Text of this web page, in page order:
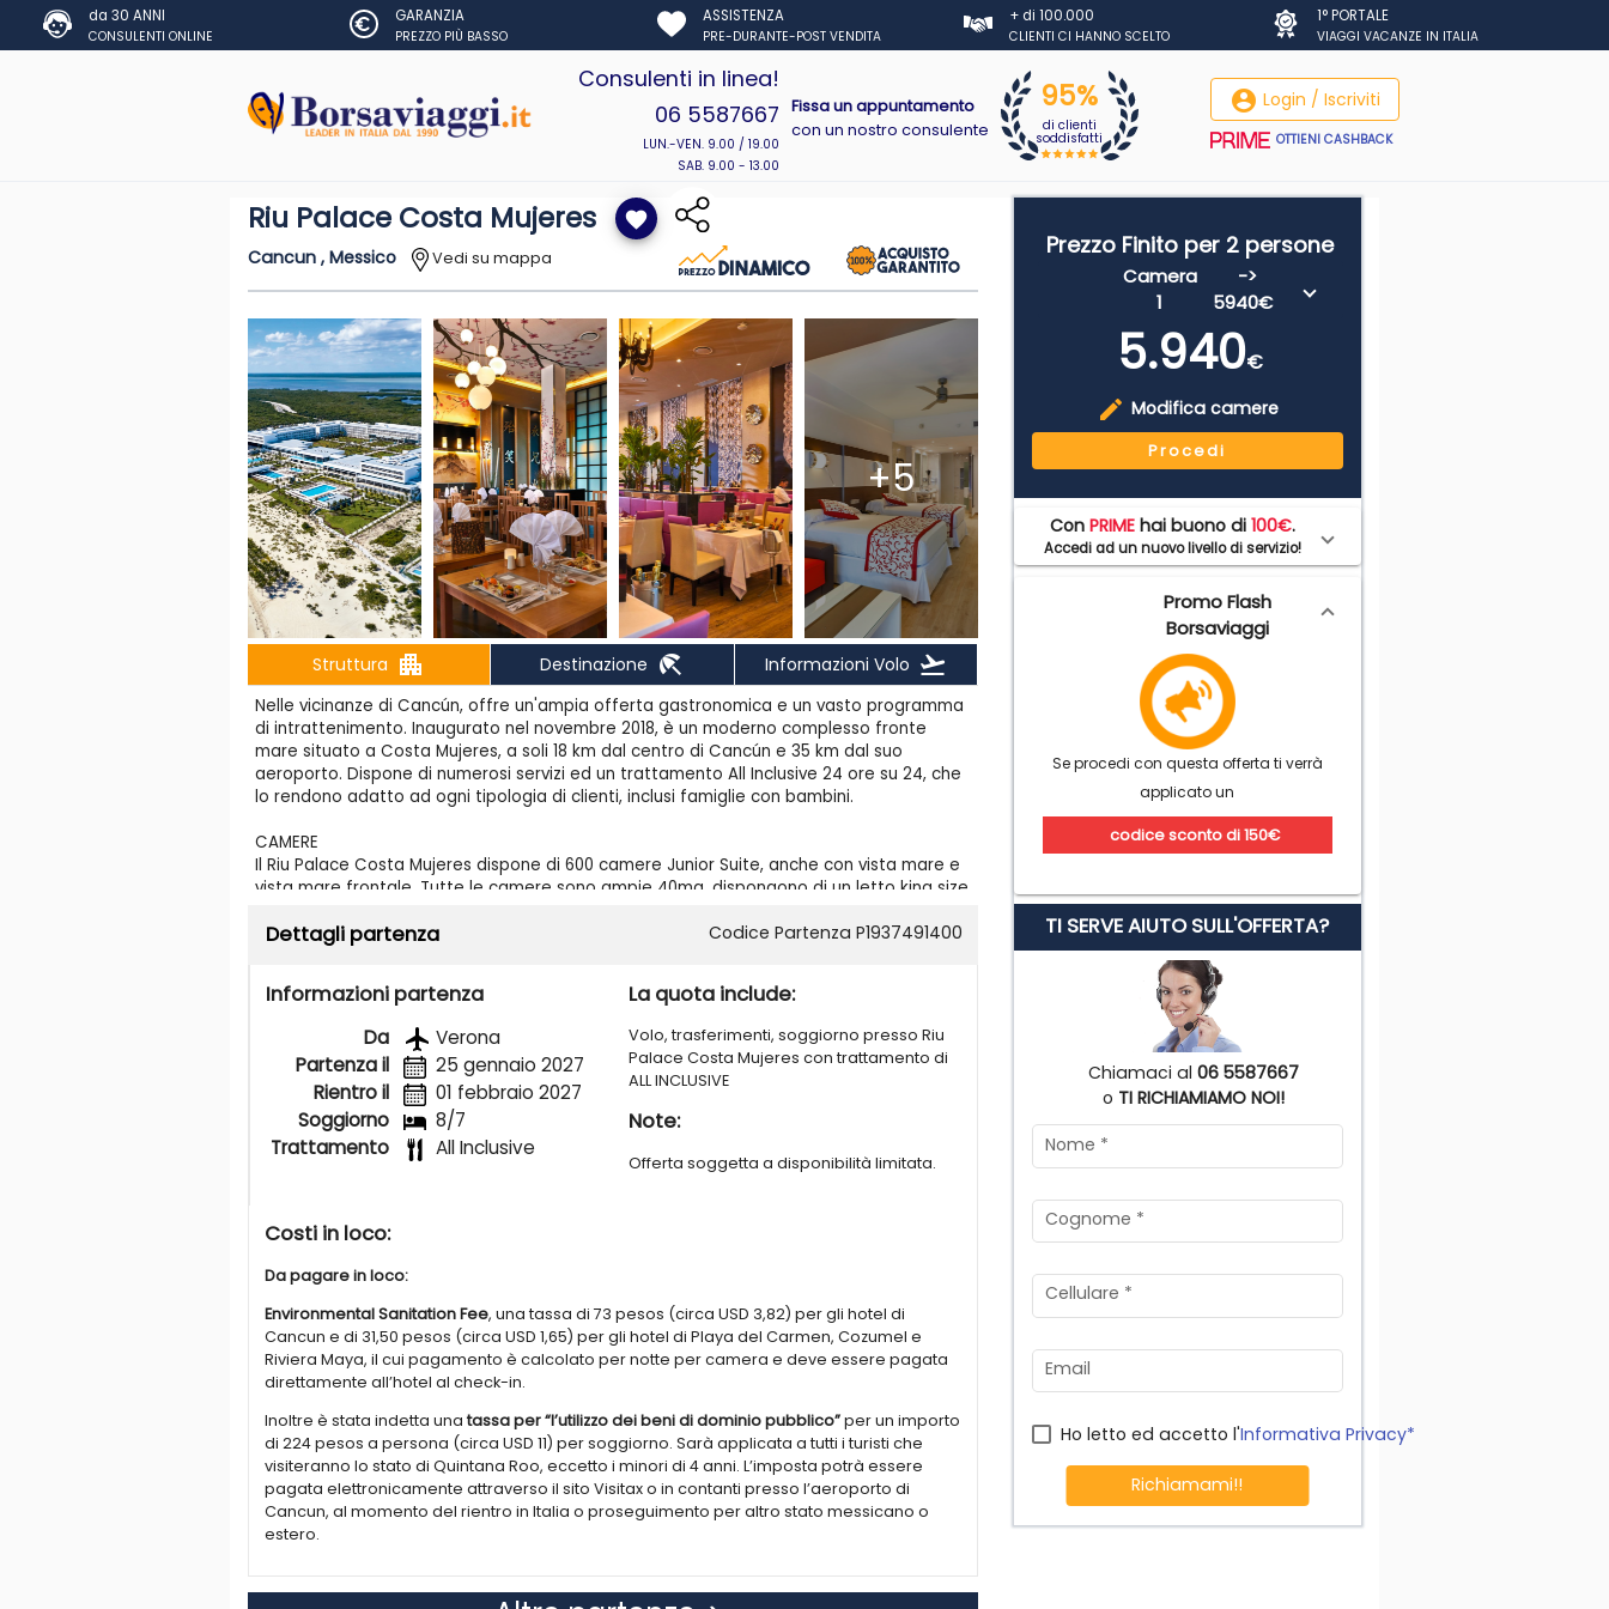
da 30 ANNI
CONSULENTI ONLINE
GARANZIA
PREZZO PIÙ BASSO
ASSISTENZA
PRE-DURANTE-POST VENDITA
+ di 100.000
CLIENTI CI HANNO SCELTO
1° PORTALE
VIAGGI VACANZE IN ITALIA
Consulenti in linea!
06 5587667
LUN.-VEN. 9.00 / 19.00
SAB. 9.00 - 13.00
Fissa un appuntamento
con un nostro consulente
account_circle Login / Iscriviti
OTTIENI CASHBACK
95%
di clienti
soddisfatti
Riu Palace Costa Mujeres favorite
Cancun , Messico Vedi su mappa
+5
Struttura apartment Destinazione beach_access Informazioni Volo flight_takeoff
Nelle vicinanze di Cancún, offre un'ampia offerta gastronomica e un vasto programma
di intrattenimento. Inaugurato nel novembre 2018, è un moderno complesso fronte
mare situato a Costa Mujeres, a soli 18 km dal centro di Cancún e 35 km dal suo
aeroporto. Dispone di numerosi servizi ed un trattamento All Inclusive 24 ore su 24, che
lo rendono adatto ad ogni tipologia di clienti, inclusi famiglie con bambini.
CAMERE
Il Riu Palace Costa Mujeres dispone di 600 camere Junior Suite, anche con vista mare e
vista mare frontale. Tutte le camere sono ampie 40mq, dispongono di un letto king size
internet Wi-Fi, aria condizionata, cassetta di sicurezza, televisore satellitare, minibar,
RISTORANTI E BAR
La scelta gastronomica presenta un ricco assortimento a buffet nel ristorante
principale, con piatti caldi e freddi, pizza, pasta, insalate, grill nell'area piscina e buffet
tematici. Sono inoltre presenti vari ristoranti à la carte con differenti offerte culinarie:
fusion, giapponese, steakhouse, italiano e messicano. Disponibile snack 24 ore su 24 e
sono incluse bevande nazionali ed internazionali, oltre al servizio bevande in piscina.
ATTIVITA' E SERVIZI
vapore, 1 lezione introduttiva alla subacquea, Wi-Fi. Sono forniti i teli mare. Programma
giorno. Possibilità di accedere anche al Riu Dunamar per alcuni servizi come la
per bambini dai 4 ai 12 anni al "RiuLand". Tra i servizi opzionali a pagamento ci sono Spa
con diversi trattamenti, salone di bellezza, parrucchiere e massaggi, immersioni e corsi
di immersione, campo da golf a circa 5 km dall'hotel.
FORMULA ALL INCLUSIVE
Particolarmente ricca la formula all-inclusive che prevede:
• Prima coalzione, pranzo e cena a buffet
• Bevande internazionali con marche leader 24h e rifornimento del minibar e del
distributore di liquori nelle camere, Servizio bevande in piscina.
• Intrattenimento diurno per bambini dai 4 ai 7 anni e dai 8 ai 12 anni in "RiuLand" (ogni
giorno), Intrattenimento diurno per gli adulti (ogni giorno), Musica dal vivo, spettacoli o
Dettagli partenza Codice Partenza P1937491400
Informazioni partenza
Da
Verona
Partenza il
25 gennaio 2027
Rientro il
01 febbraio 2027
Soggiorno
8/7
Trattamento
All Inclusive
La quota include:
Volo, trasferimenti, soggiorno presso Riu
Palace Costa Mujeres con trattamento di
ALL INCLUSIVE
Note:
Offerta soggetta a disponibilità limitata.
Costi in loco:
Da pagare in loco:
Environmental Sanitation Fee, una tassa di 73 pesos (circa USD 3,82) per gli hotel di
Cancun e di 31,50 pesos (circa USD 1,65) per gli hotel di Playa del Carmen, Cozumel e
Riviera Maya, il cui pagamento è calcolato per notte per camera e deve essere pagata
direttamente all’hotel al check-in.
Inoltre è stata indetta una tassa per “l’utilizzo dei beni di dominio pubblico”per un importo
di 224 pesos a persona (circa USD 11) per soggiorno. Sarà applicata a tutti i turisti che
visiteranno lo stato di Quintana Roo, eccetto i minori di 4 anni. L’imposta potrà essere
pagata elettronicamente attraverso il sito Visitax o in contanti presso l’aeroporto di
Cancun, al momento del rientro in Italia o proseguimento per altro stato messicano o
estero.
Prezzo Finito per 2 persone
Camera
1
->
5940€
5.940€
edit Modifica camere
Procedi
ConPRIME hai buono di100€.
Accedi ad un nuovo livello di servizio!
Promo Flash
Borsaviaggi
Se procedi con questa offerta ti verrà
applicato un
codice sconto di 150€
TI SERVE AIUTO SULL'OFFERTA?
Chiamaci al06 5587667
o TI RICHIAMIAMO NOI!
Nome *
Cognome *
Cellulare *
Email
Ho letto ed accetto l'Informativa Privacy*
Richiamami!!